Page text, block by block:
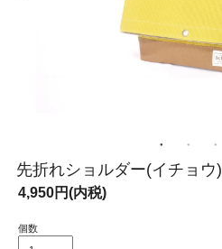
先折れショルダー(イチョウ)
4,950円(内税)
個数